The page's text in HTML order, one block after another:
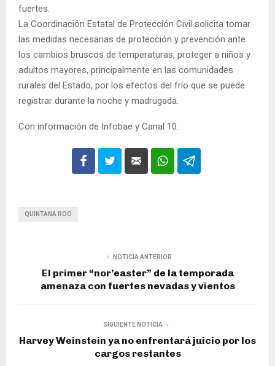
fuertes.
La Coordinación Estatal de Protección Civil solicita tomar
las medidas necesarias de protección y prevención ante
los cambios bruscos de temperaturas, proteger a niños y
adultos mayores, principalmente en las comunidades
rurales del Estado, por los efectos del frío que se puede
registrar durante la noche y madrugada.
Con información de Infobae y Canal 10.
QUINTANA ROO
NOTICIA ANTERIOR
El primer “nor’easter” de la temporada
amenaza con fuertes nevadas y vientos
SIGUIENTE NOTICIA
Harvey Weinstein ya no enfrentará juicio por los
cargos restantes